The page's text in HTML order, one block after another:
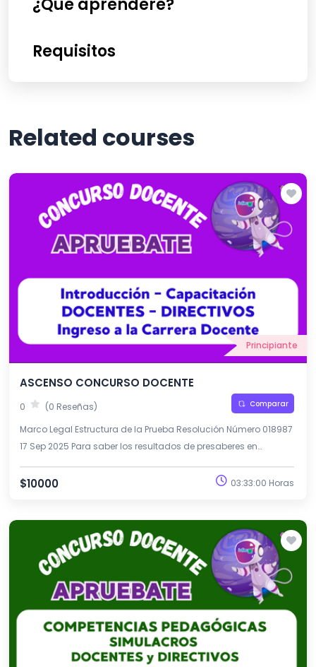
¿Qué aprenderé?
Requisitos
Related courses
Principiante
ASCENSO CONCURSO DOCENTE
0 (0 Reseñas) Comparar
Marco Legal Estructura de la Prueba Resolución Número 018987
17 Sep 2025 Para saber los resultados de presaberes en
$10000 03:33:00 Horas